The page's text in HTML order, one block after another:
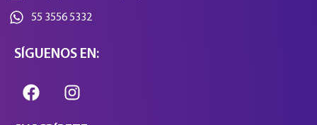
55 3556 5332
SÍGUENOS EN: